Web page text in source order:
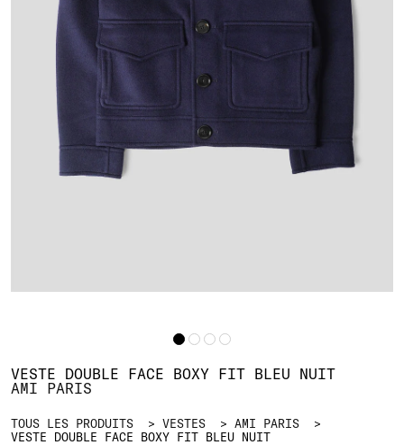
TOUS LES PRODUITS VESTES
AMI PARIS
VESTE DOUBLE FACE BOXY FIT BLEU NUIT
VESTE DOUBLE FACE BOXY FIT BLEU NUIT
AMI PARIS